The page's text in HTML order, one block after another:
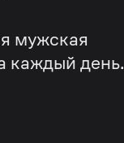
мужская
каждый день.